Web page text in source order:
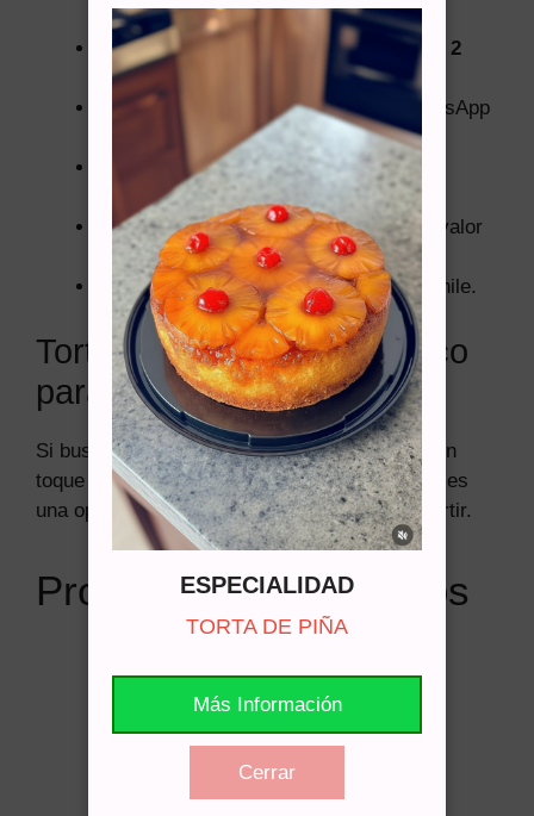
según disponibilidad.
Anticipación recomendada:pedir con 2
días de anticipación
Pedidos urgentes:
consultar por WhatsApp
para revisar disponibilidad.
cerca del Metro Santa Lucía,
Santiago.
Delivery en Santiago:disponible con valor
según distancia.
Zona de atención:solo Santiago de Chile.
Torta Tres Leches con Coco
para celebraciones
Si buscas una torta húmeda, cremosa y con un
toque tropical, laTorta Tres Leches de Coco
es
una opción rica, distinta y segura para compartir.
Productos relacionados
ESPECIALIDAD
TORTA DE PIÑA
Más Información
Cerrar